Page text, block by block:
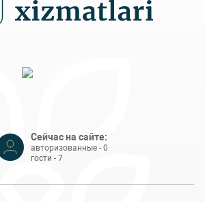
Сейчас на сайте:
авторизованные - 0
гости - 7